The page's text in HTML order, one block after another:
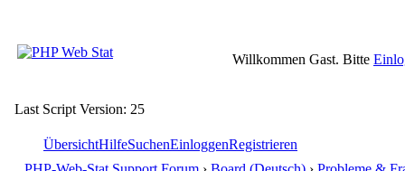
Willkommen Gast. Bitte
Last Script Version: 25
ÜbersichtHilfeSuchenEinloggenRegistrieren